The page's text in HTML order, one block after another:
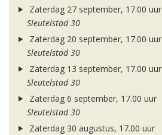
Zaterdag 27 september, 17.00 uur
Sleutelstad 30
Zaterdag 20 september, 17.00 uur
Sleutelstad 30
Zaterdag 13 september, 17.00 uur
Sleutelstad 30
Zaterdag 6 september, 17.00 uur
Sleutelstad 30
Zaterdag 30 augustus, 17.00 uur